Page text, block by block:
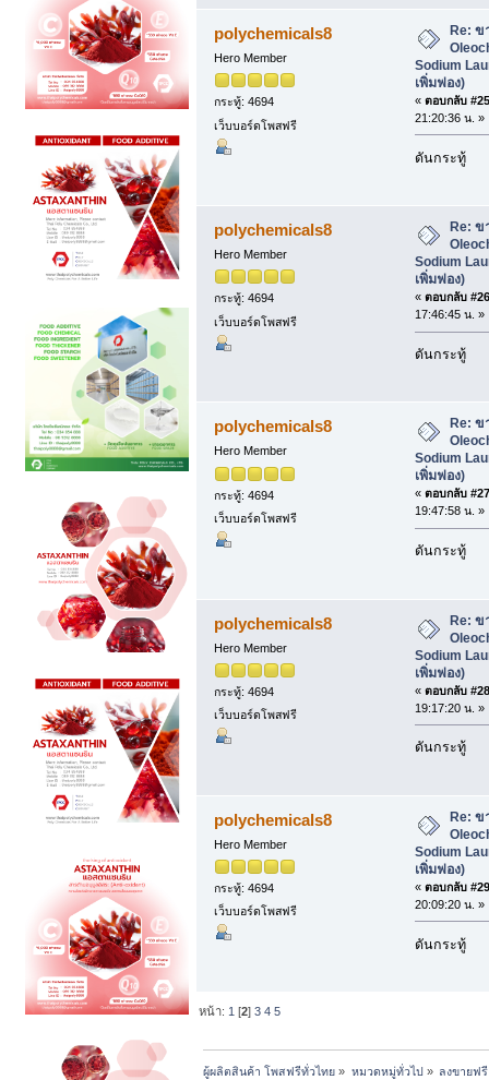
polychemicals8
Hero Member
กระทู้: 4694
เว็บบอร์ดโพสฟรี
Re: ข
Sodium
เพิ่มฟอง)
« ตอบกลับ
21:20:36 น. »
ดันกระทู้
polychemicals8
Hero Member
กระทู้: 4694
เว็บบอร์ดโพสฟรี
Re: ข
Sodium
เพิ่มฟอง)
« ตอบกลับ
17:46:45 น. »
ดันกระทู้
polychemicals8
Hero Member
กระทู้: 4694
เว็บบอร์ดโพสฟรี
Re: ข
Sodium
เพิ่มฟอง)
« ตอบกลับ
19:47:58 น. »
ดันกระทู้
polychemicals8
Hero Member
กระทู้: 4694
เว็บบอร์ดโพสฟรี
Re: ข
Sodium
เพิ่มฟอง)
« ตอบกลับ
19:17:20 น. »
ดันกระทู้
polychemicals8
Hero Member
กระทู้: 4694
เว็บบอร์ดโพสฟรี
Re: ข
Sodium
เพิ่มฟอง)
« ตอบกลับ
20:09:20 น. »
ดันกระทู้
หน้า: 1 [2]3 4 5
ผู้ผลิตสินค้า โพสฟรีทั่วไทย » หมวดหมู่ทั่วไป» ลงขายฟ